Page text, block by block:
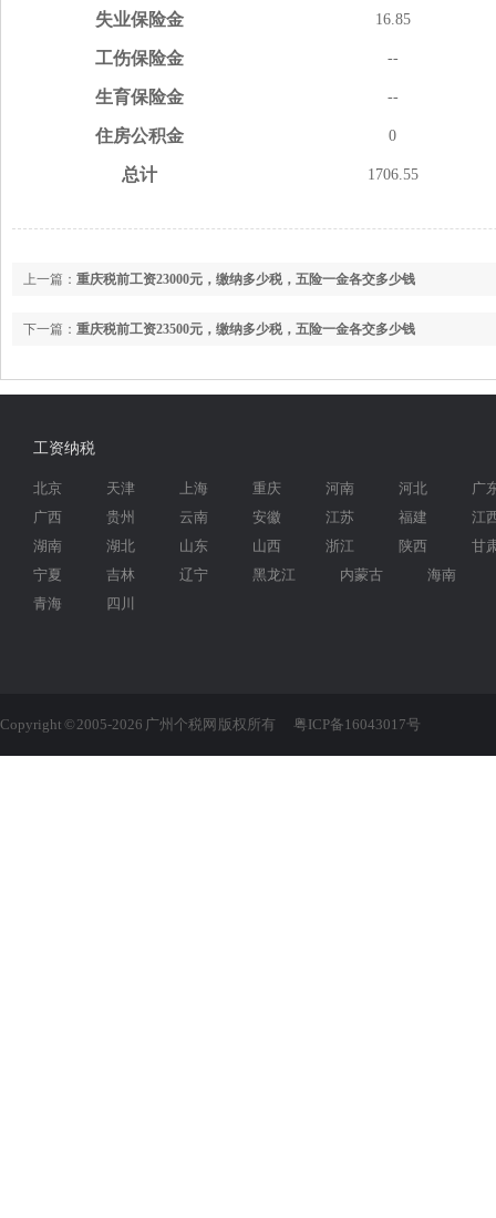
失业保险金 16.85
工伤保险金 --
生育保险金 --
住房公积金 0
总计 1706.55
上一篇： 重庆税前工资23000元，缴纳多少税，五险一金各交多少钱
下一篇： 重庆税前工资23500元，缴纳多少税，五险一金各交多少钱
工资纳税
北京 天津 上海 重庆 河南 河北
广
广西
贵州 云南 安徽 江苏 福建
江
湖南
湖北 山东 山西 浙江 陕西
甘
宁夏
吉林 辽宁 黑龙江 内蒙古
海南
青海
四川
Copyright © 2005-2026 广州个税网 版权所有 粤ICP备16043017号